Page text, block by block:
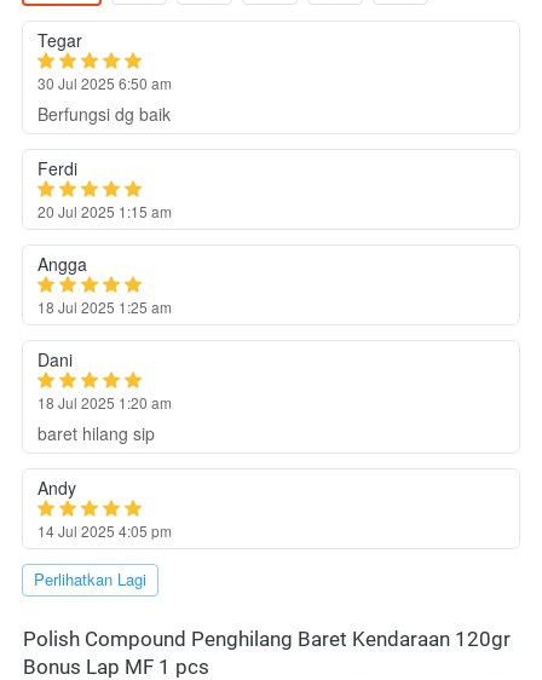
Tegar
30 Jul 2025 6:50 am
Berfungsi dg baik
Ferdi
20 Jul 2025 1:15 am
Angga
18 Jul 2025 1:25 am
Dani
18 Jul 2025 1:20 am
baret hilang sip
Andy
14 Jul 2025 4:05 pm
`Perlihatkan Lagi
Polish Compound Penghilang Baret Kendaraan 120gr
Bonus Lap MF 1 pcs